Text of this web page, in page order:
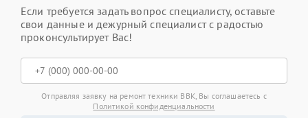
Если требуется задать вопрос специалисту, оставьте
свои данные и дежурный специалист с радостью
проконсультирует Вас!
Отправляя заявку на ремонт техники BBK, Вы соглашаетесь с
Политикой конфиденциальности